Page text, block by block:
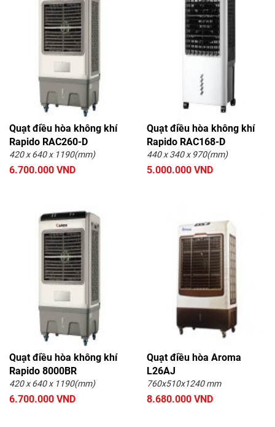
Quạt điều hòa không khí
Rapido RAC260-D
420 x 640 x 1190(mm)
6.700.000 VND
Quạt điều hòa không khí
Rapido RAC168-D
440 x 340 x 970(mm)
5.000.000 VND
Quạt điều hòa không khí
Rapido 8000BR
420 x 640 x 1190(mm)
6.700.000 VND
Quạt điều hòa Aroma
L26AJ
760x510x1240 mm
8.680.000 VND